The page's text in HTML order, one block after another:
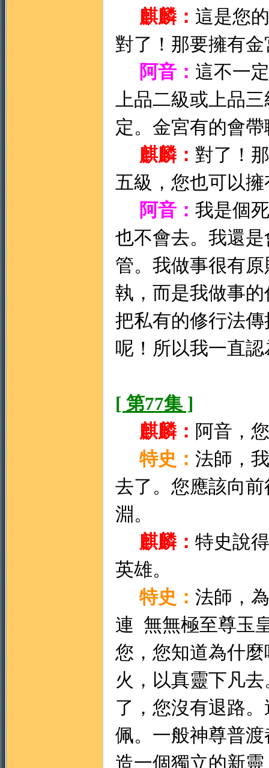
麒麟： 這是您
對了！那要擁有
阿音： 這不一
上品二級或上品
定。金宮有的會
麒麟： 對了！
五級，您也可以
阿音： 我是個
也不會去。我還
管。我做事很有
執，而是我做事
把私有的修行法
呢！所以我一直
[ 第77集 ]
麒麟： 阿音，
特史： 法師，
去了。您應該向
淵。
麒麟： 特史說
英雄。
特史： 法師，
連 無無極至尊玉
您，您知道為什
火，以真靈下凡
了，您沒有退路
佩。一般神尊普
造一個獨立的新